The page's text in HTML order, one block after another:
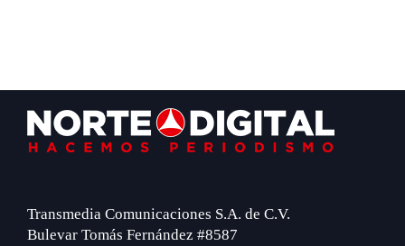
Footer
Transmedia Comunicaciones S.A. de C.V.
Bulevar Tomás Fernández #8587